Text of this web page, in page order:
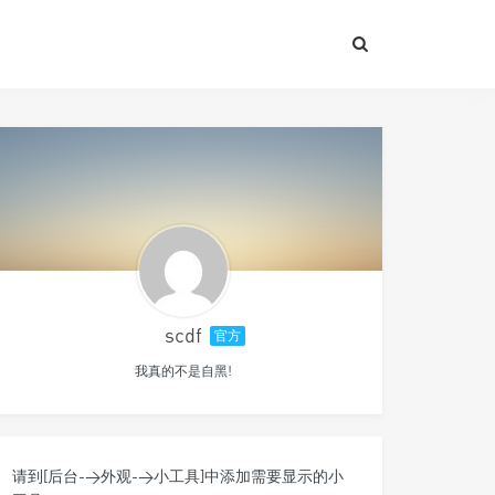
scdf 官方
我真的不是自黑!
请到[后台->外观->小工具]中添加需要显示的小